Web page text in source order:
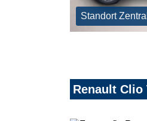
Standort
Renault Clio